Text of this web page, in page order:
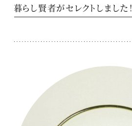
暮らし賢者がセレクトしました！